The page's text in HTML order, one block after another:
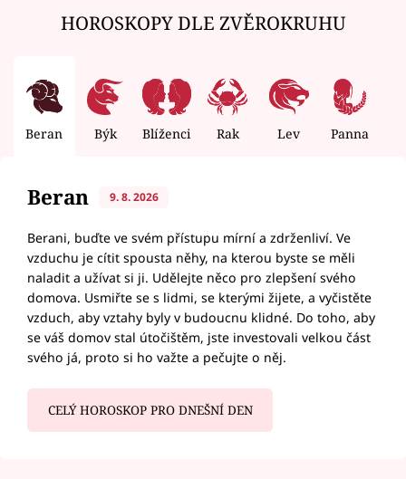
HOROSKOPY DLE ZVĚROKRUHU
Beran Býk Blíženci Rak Lev Panna
Beran 9. 8. 2026
Berani, buďte ve svém přístupu mírní a zdrženliví. Ve
vzduchu je cítit spousta něhy, na kterou byste se měli
naladit a užívat si ji. Udělejte něco pro zlepšení svého
domova. Usmiřte se s lidmi, se kterými žijete, a vyčistěte
vzduch, aby vztahy byly v budoucnu klidné. Do toho, aby
se váš domov stal útočištěm, jste investovali velkou část
svého já, proto si ho važte a pečujte o něj.
CELÝ HOROSKOP PRO DNEŠNÍ DEN